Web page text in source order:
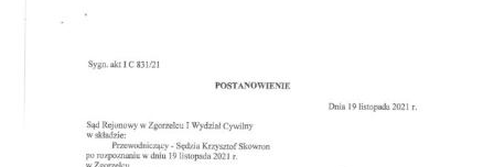
Doradztwo & konsulting
Negocjacje z wierzycielami